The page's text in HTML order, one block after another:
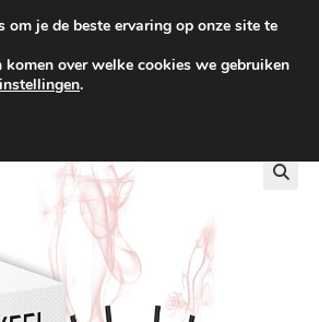
BEZORGING VANAF €100
om je de beste ervaring op onze site te
komen over welke cookies we gebruiken
instellingen.